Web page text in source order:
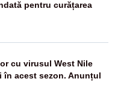
pentru curățarea
cu virusul West Nile
în acest sezon. Anunțul